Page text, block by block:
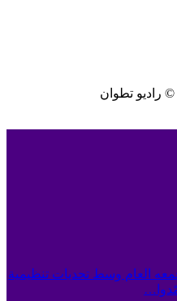
العام وسط تحديات تنظيمية